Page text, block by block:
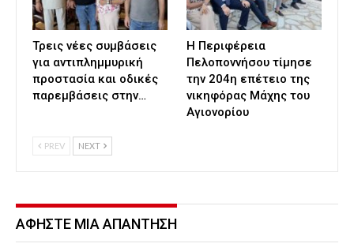
Τρεις νέες συμβάσεις
για αντιπλημμυρική
προστασία και οδικές
παρεμβάσεις στην…
Η Περιφέρεια
Πελοποννήσου τίμησε
την 204η επέτειο της
νικηφόρας Μάχης του
Αγιονορίου
PREV NEXT
ΑΦΉΣΤΕ ΜΙΑ ΑΠΆΝΤΗΣΗ